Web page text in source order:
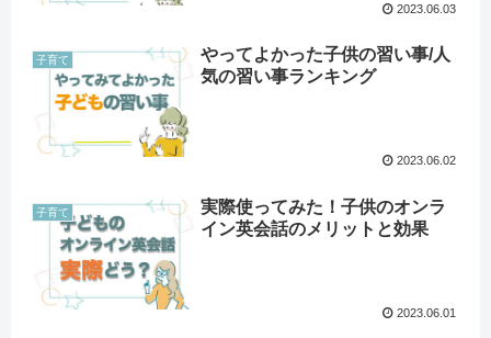
2023.06.03
子育て
やってよかった子供の習い事/人
気の習い事ランキング
2023.06.02
子育て
実際使ってみた！子供のオンラ
イン英会話のメリットと効果
2023.06.01